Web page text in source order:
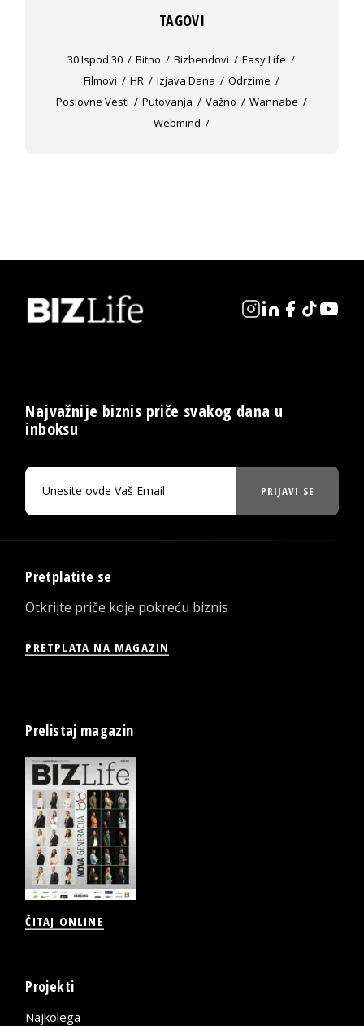
TAGOVI
30 Ispod 30 Bitno Bizbendovi
Easy Life
Filmovi
HR Izjava Dana
Odrzime
Poslovne Vesti
Putovanja Važno
Wannabe
Webmind
Najvažnije biznis priče svakog dana u
inboksu
PRIJAVI SE
Pretplatite se
Otkrijte priče koje pokreću biznis
PRETPLATA NA MAGAZIN
Prelistaj magazin
ČITAJ ONLINE
Projekti
Najkolega